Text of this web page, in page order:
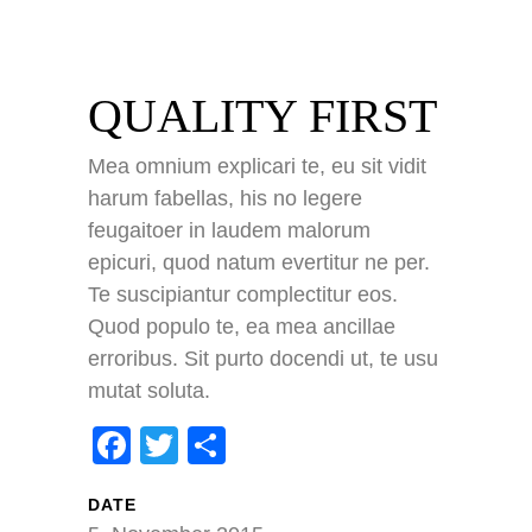
QUALITY FIRST
Mea omnium explicari te, eu sit vidit
harum fabellas, his no legere
feugaitoer in laudem malorum
epicuri, quod natum evertitur ne per.
Te suscipiantur complectitur eos.
Quod populo te, ea mea ancillae
erroribus. Sit purto docendi ut, te usu
mutat soluta.
Facebook
Twitter
DATE
impressum
datenschutz
kontakt
COUNT PER DAY
48627
Besucher gesamt:
65Besucher heute:
55Besucher gestern:
16. Februar 2018